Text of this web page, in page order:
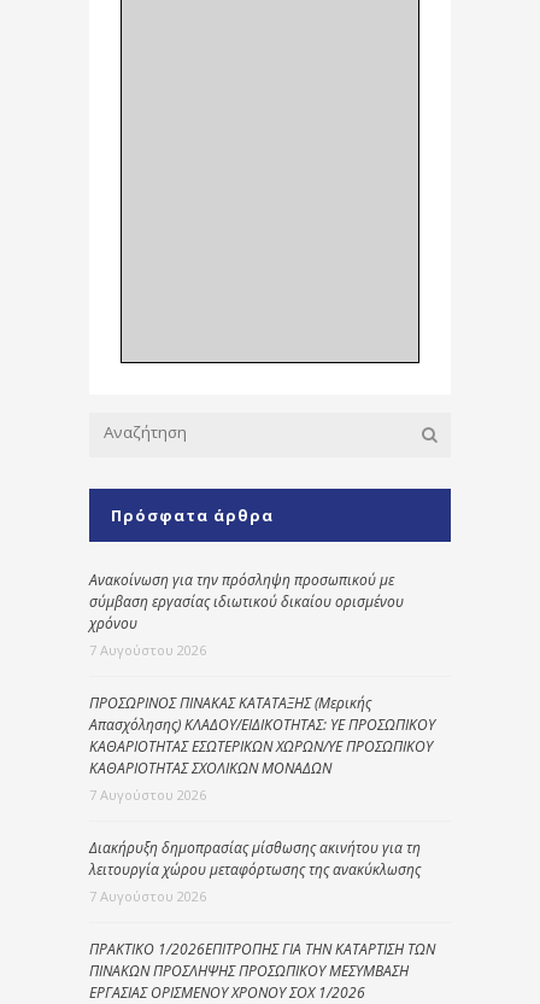
Πρόσφατα άρθρα
Ανακοίνωση για την πρόσληψη προσωπικού με
σύμβαση εργασίας ιδιωτικού δικαίου ορισμένου
χρόνου
7 Αυγούστου 2026
ΠΡΟΣΩΡΙΝΟΣ ΠΙΝΑΚΑΣ ΚΑΤΑΤΑΞΗΣ (Μερικής
Απασχόλησης) ΚΛΑΔΟΥ/ΕΙΔΙΚΟΤΗΤΑΣ: ΥΕ ΠΡΟΣΩΠΙΚΟΥ
ΚΑΘΑΡΙΟΤΗΤΑΣ ΕΣΩΤΕΡΙΚΩΝ ΧΩΡΩΝ/ΥΕ ΠΡΟΣΩΠΙΚΟΥ
ΚΑΘΑΡΙΟΤΗΤΑΣ ΣΧΟΛΙΚΩΝ ΜΟΝΑΔΩΝ
7 Αυγούστου 2026
Διακήρυξη δημοπρασίας μίσθωσης ακινήτου για τη
λειτουργία χώρου μεταφόρτωσης της ανακύκλωσης
7 Αυγούστου 2026
ΠΡΑΚΤΙΚΟ 1/2026ΕΠΙΤΡΟΠΗΣ ΓΙΑ ΤΗΝ ΚΑΤΑΡΤΙΣΗ ΤΩΝ
ΠΙΝΑΚΩΝ ΠΡΟΣΛΗΨΗΣ ΠΡΟΣΩΠΙΚΟΥ ΜΕΣΥΜΒΑΣΗ
ΕΡΓΑΣΙΑΣ ΟΡΙΣΜΕΝΟΥ ΧΡΟΝΟΥ ΣΟΧ 1/2026